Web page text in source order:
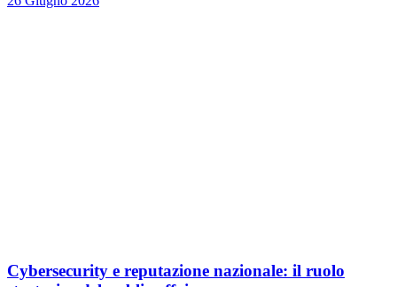
Cybersecurity e reputazione nazionale: il ruolo